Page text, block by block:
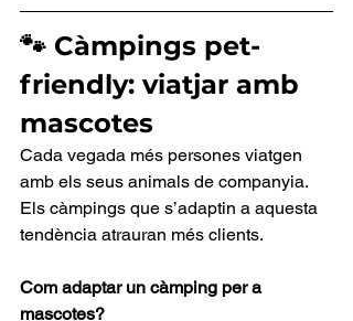
🐾 Càmpings pet-
friendly: viatjar amb
mascotes
Cada vegada més persones viatgen
amb els seus animals de companyia.
Els càmpings que s’adaptin a aquesta
tendència atrauran més clients.
Com adaptar un càmping per a
mascotes?